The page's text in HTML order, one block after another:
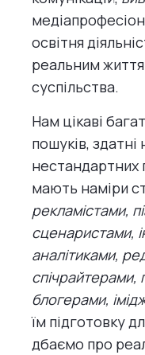
освітня
реальним
суспільства.
Нам цікаві
пошуків, здатні
нестандартних
мають наміри
рекламістами,
сценаристами,
аналітиками,
блогерами,
їм підготовку
дбаємо про